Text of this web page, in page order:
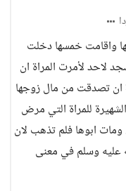
واقامت خمسها دخلت
لاحد لأمرت المراة ان
ان تصدقت من مال زوجها
للمراة التي مرض
ومات ابوها فلم تذهب لان
عليه وسلم في معنى